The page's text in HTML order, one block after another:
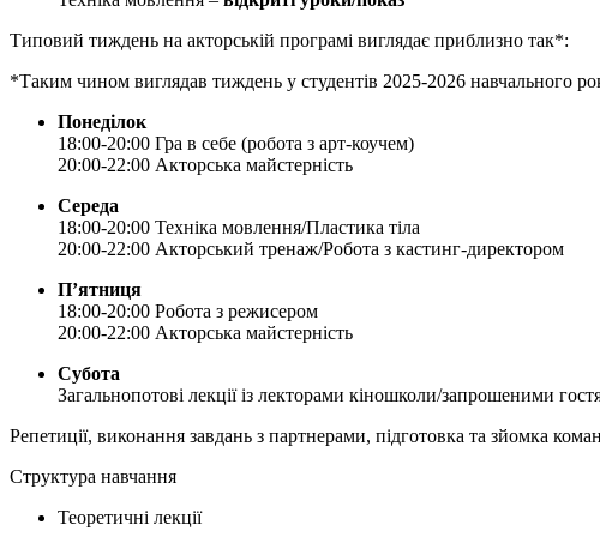
Типовий тиждень на акторській програмі виглядає приблизно так*:
*Таким чином виглядав тиждень у студентів 2025-2026 навчального
Понеділок
18:00-20:00 Гра в себе (робота з арт-коучем)
20:00-22:00 Акторська майстерність
Середа
18:00-20:00 Техніка мовлення/Пластика тіла
20:00-22:00 Акторський тренаж/Робота з кастинг-директором
П’ятниця
18:00-20:00 Робота з режисером
20:00-22:00 Акторська майстерність
Субота
Загальнопотові лекції із лекторами кіношколи/запрошеними
Репетиції, виконання завдань з партнерами, підготовка та зйомка
Структура навчання
Теоретичні лекції